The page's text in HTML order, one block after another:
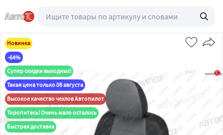
Новинка
-64%
Супер скидки выходных!
Такая цена только 08 августа
Высокое качество чехлов Автопилот
Торопитесь! Очень мало осталось
Быстрая доставка